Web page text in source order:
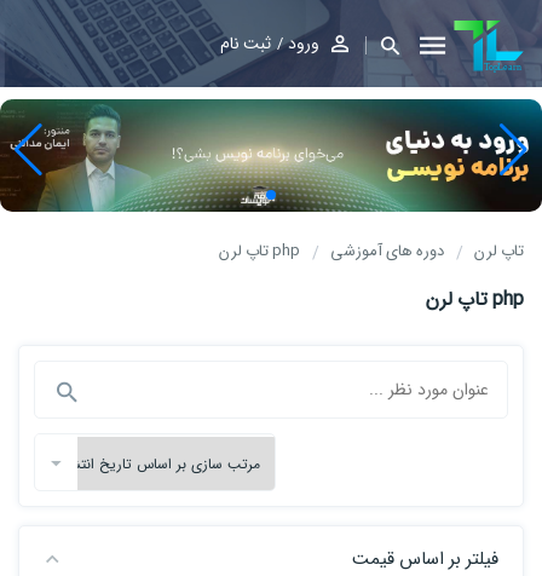
ورود ثبت نام
تاپ لرن دوره های آموزشی php تاپ لرن
php تاپ لرن
فیلتر بر اساس قیمت